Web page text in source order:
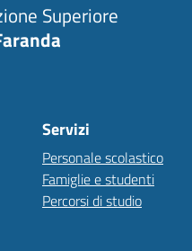
Superiore
Servizi
Personale scolastico
Famiglie e studenti
Percorsi di studio